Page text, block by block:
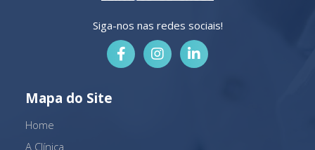
Siga-nos nas redes sociais!
Mapa do Site
Home
A Clínica